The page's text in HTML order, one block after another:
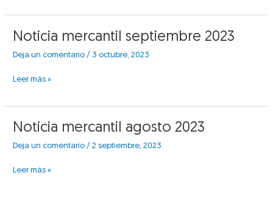
Noticia mercantil septiembre 2023
Deja un comentario / 3 octubre, 2023
Noticia
septiembre
Leer más »
Noticia mercantil agosto 2023
Deja un comentario /2 septiembre, 2023
Noticia
agosto
Leer más »